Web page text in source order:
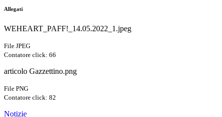
Allegati
WEHEART_PAFF!_14.05.2022_1.jpeg
File JPEG
Contatore click: 66
articolo Gazzettino.png
File PNG
Contatore click: 82
Notizie